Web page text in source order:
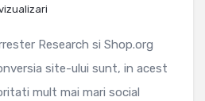
Research si Shop.org
site-ului sunt, in acest
mult mai mari social